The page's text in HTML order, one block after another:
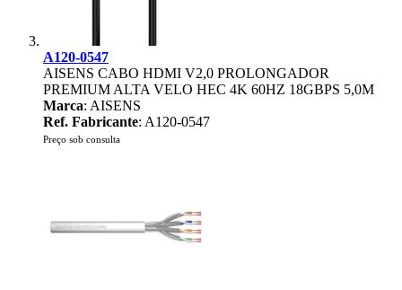
A120-0547
AISENS CABO HDMI V2,0 PROLONGADOR
PREMIUM ALTA VELO HEC 4K 60HZ 18GBPS 5,0M
Marca: AISENS
Ref. Fabricante: A120-0547
Preço sob consulta